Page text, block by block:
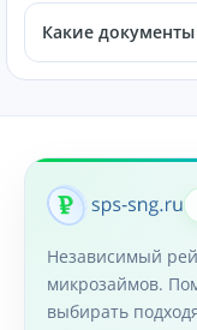
Какие
Независимый
микрозаймов.
выбирать